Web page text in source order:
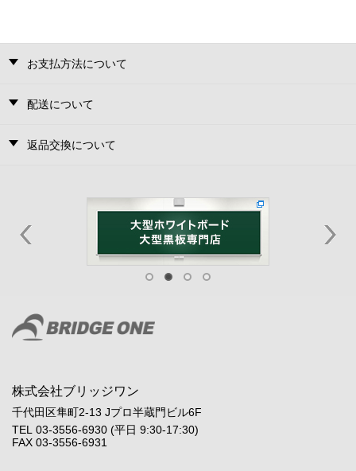
お支払方法について
配送について
返品交換について
株式会社ブリッジワン
千代田区隼町2-13 Jプロ半蔵門ビル6F
TEL 03-3556-6930 (平日 9:30-17:30)
FAX 03-3556-6931